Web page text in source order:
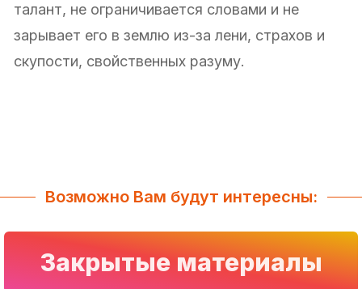
талант, не ограничивается словами и не
зарывает его в землю из-за лени, страхов и
скупости, свойственных разуму.
Возможно Вам будут интересны:
Закрытые материалы